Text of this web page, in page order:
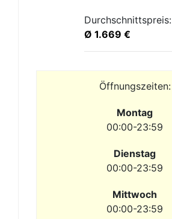
Durchschnittspreis:
Ø 1.669 €
Öffnungszeiten:
Montag
00:00-23:59
Dienstag
00:00-23:59
Mittwoch
00:00-23:59